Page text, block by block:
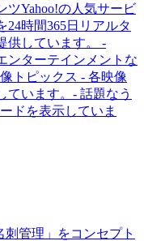
ツYahoo!の人気サービ
24時間365日リアルタ
供しています。 -
ンターテインメントな
トピックス - 各映像
ています。- 話題なう
ドを表示していま
刺管理」をコンセプト